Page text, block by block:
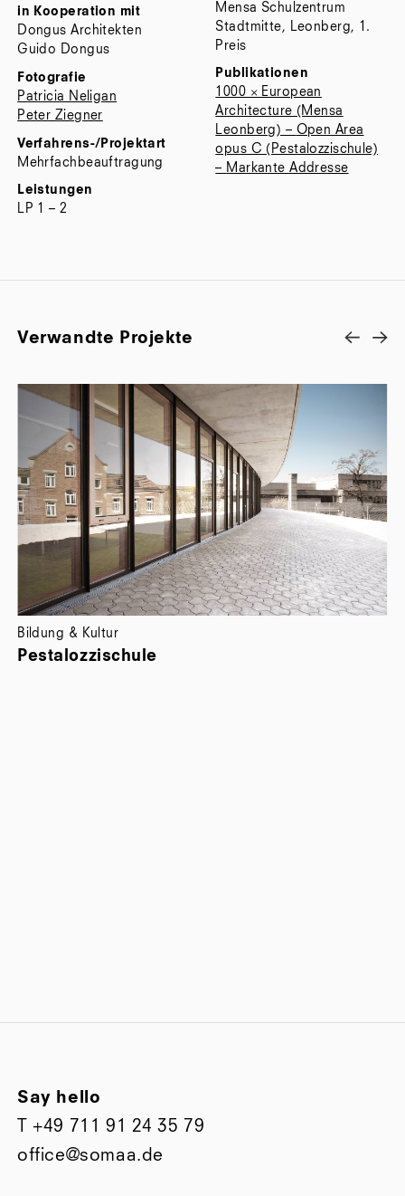
in Kooperation mit
Dongus Architekten
Guido Dongus
Fotografie
Patricia Neligan
Peter Ziegner
Verfahrens-/Projektart
Mehrfachbeauftragung
Leistungen
LP 1 – 2
Mensa Schulzentrum
Stadtmitte, Leonberg, 1.
Preis
Publikationen
1000 × European
Architecture (Mensa
Leonberg) – Open Area
opus C (Pestalozzischule)
– Markante Addresse
Verwandte Projekte
Bildung & Kultur
Pestalozzischule
Say hello
T+49 711 91 24 35 79
office@somaa.de